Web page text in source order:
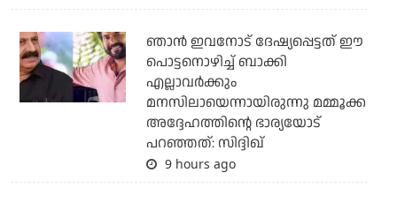
ഞാന്‍ ഇവനോട് ദേഷ്യപ്പെട്ടത് ഈ
പൊട്ടനൊഴിച്ച് ബാക്കി
എല്ലാവര്‍ക്കും
മനസിലായെന്നായിരുന്നു മമ്മൂക്ക
അദ്ദേഹത്തിന്റെ ഭാര്യയോട്
പറഞ്ഞത്: സിദ്ദിഖ്
9 hours ago